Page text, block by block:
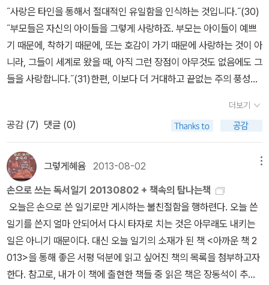
한 낭시의 정의(定議)는 신에 대한 강의에서 언급됐던 유태교에서의
신의 의미(정의)와 거의 같다. “자신을 다른 모두와 구별되게 하지만
타인들과의 관계에서만 비로소 현실로 드러나게 되는 그 방식”(30
쪽). 일차적으로 정당하다는 것은 “각자가 당연히 받아야 할 몫을 준
다”(79쪽)는 낡아 빠진 방식을 따르지만(낭시도 낡아 빠진 결론이라
‘각자’에 포함되어 있는 개념은 평등함l'égalité과 단수성la singulari
té이다. la singularité는 본래 ‘특이성, 독특성’이란 의미이며, 들뢰
즈 철학에서 주로 등장하는 단어다. 하지만 『무위의 공동체』에서는
‘단수성(單數性)’으로 번역되었고 이 책도 그 번역을 따랐다. 낭시에
게 ‘단수성’은 ‘복수성(複數性)’과 항상 쌍으로 따라다니는 개념이고
(단수성 또는 복수성이 아니라 단수성이자 복수성), 이는 특이하지도
독특하지도 않은 ‘나’와 타인(들)이 ‘우리’의 관계에 자리한다는 낭시
의 사유다.(**) 약간 돌아왔지만 결국 정당/부당한 것은 나와 “타인
들과의 관계 속에서 결정된다는 것”이며, 이때의 ‘나’는 “항상 남들과
관계된 나”(81쪽)라는 의미다. 짐작컨대 ‘공동-내-존재être-en-co
mmun’라는 개념 역시 관련이 있는 게 아닌가 싶다.(***) “타인들
리 애는 머리는 좋은데 노력을 안해서....'라고 하는데, 그건 그냥 공부
를 못하는 거다. 그런 핑계 따위, 다 소용없어. 나는 머리 좋고 노력안
한다고 착각을 한, 그런 공부 못하는 평범한 사람이었다. 그렇다고 남
들보다 유독 못하는 것도 아니어서, 어정쩡한 .. 위치였달까. 어느 시
점까지는 공부 잘하는 애들 집단에 내가 있었는데, 어느 시점부터는
되어 있었지. 훗. 그렇지만 나는 내가 공부 못하는 걸 별로 싫어하지
않았다.대학 시절에 아르바이트를 하면서, 재수를 할까 편입을 할까
어학연수를 갈까 기타 등등을 생각했었는데, 엄마가 반대하고 내가
귀찮아서 안하더라. 엄마가 괜히 반대한 게 아니었어...엄마가 밀어줬
어도 나는 뭐 더 앞으로 나갔을 것 같진 않다. 아하하하하하하하하하.
나는 공부로 성공할 사람은 아니었어...딱히 머리가 좋은 것도 아니었
어........ 뭐 암기하거나 이런 거 보면 아이큐는 평균에 미치지 못하는
수준일 거란 생각도 든다.그렇지만 지금은 다 재미있다. 책 읽는 거 너
무 재미있고, 글 쓰는 것도 너무 좋다. 같은 책을 읽고 사람들이 다른
생각에 대해 얘기하는 것도 좋고, 그것을 듣고 읽는 것이 너무 즐겁다.
어제도 집회와 시위에 관한 친구들의 저마다의 의견을 읽으면서 또
가 인정받을 자격이 있음을 이해하는 능력이 있다는 것이다.이를 #사
랑(감성적이고 혼돈스러울 수 있지만)이라 말하고 싶고, 바로 #제약
을 #갖지 #않는 #인정이라는 단어로 표현하고 싶다.실제로 그것을
현실화하는 것이 불가능하더라도, 우리로 하여금 정당하다는 말의 뜻
은 정당한 것을 안다고 자신하는 게 아니라고 말할 수 있게 해 준다.
즉, 정당하다는 것은 여전히 더 찾아내고 납득할 수 있는 정당함이 있
어야 하고, 더 많이 기대하고 앞서가야 한다는 사실이다.결국 정당하
#모르고 #있던 #몫까지 #주는 것이다.그 사람이 그저 세상에 #하나
뿐인 #사람이고, 절대적으로 #존중받을 #권리가 #있다는 것을 인정
하는 것이 중요하다.(71-90, 어설픈 요약)ᆢ인간에 대한 존중과 뼈
속까지 죄인인 인간에 대한 이해 사이에서 사랑과 정의의 윤곽과 긍
휼이 동시에 작동된다.
˝사랑은 타인을 통해서 절대적인 유일함을 인식하는 것입니다.˝(30)
˝부모들은 자신의 아이들을 그렇게 사랑하죠. 부모는 아이들이 예쁘
기 때문에, 착하기 때문에, 또는 호감이 가기 때문에 사랑하는 것이 아
니라, 그들이 세계로 왔을 때, 아직 그런 장점이 아무것도 없음에도 그
들을 사랑합니다.˝(31)한편, 이보다 더 거대하고 끝없는 주의 풍성한
더보기
공감 (7) 댓글 (0)
그렇게혜윰 2013-08-02
손으로 쓰는 독서일기 20130802 + 책속의 탐나는책
오늘은 손으로 쓴 일기로만 게시하는 불친절함을 행하련다. 오늘 쓴
일기를 쓴지 얼마 안되어서 다시 타자로 치는 것은 아무래도 내키는
일은 아니기 때문이다. 대신 오늘 일기의 소재가 된 책 <아까운 책 2
013>을 통해 좋은 서평 덕분에 읽고 싶어진 책의 목록을 첨부하고자
한다. 참고로, 내가 이 책에 출현한 책들 중 읽은 책은 장동석이 추천